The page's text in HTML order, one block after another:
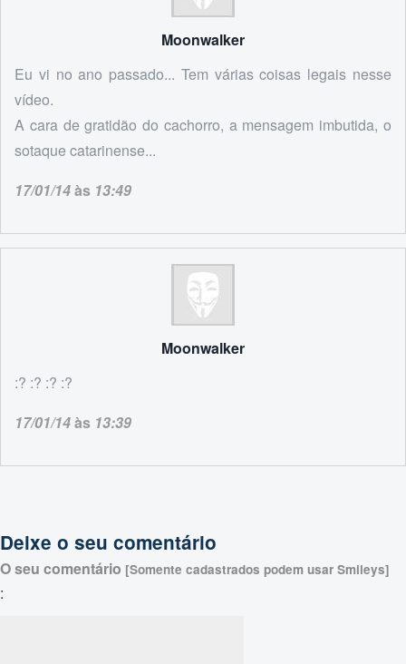
Moonwalker
Eu vi no ano passado... Tem várias coisas legais nesse
vídeo.
A cara de gratidão do cachorro, a mensagem imbutida, o
sotaque catarinense...
17/01/14às 13:49
Moonwalker
:? :? :? :?
17/01/14às 13:39
Deixe o seu comentário
O seu comentário [Somente cadastrados podem usar Smileys]
: